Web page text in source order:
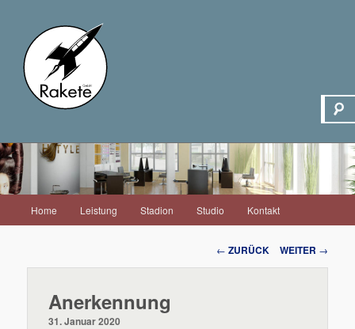
Zum
Home Leistung Stadion Studio Kontakt
Beitrags-
Navigation
← ZURÜCK WEITER →
Anerkennung
31. Januar 2020